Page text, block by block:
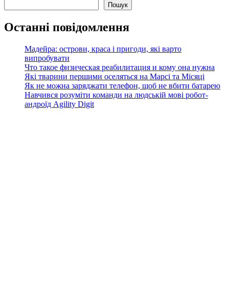
Пошук
Останні повідомлення
Мадейра: острови, краса і пригоди, які варто
випробувати
Что такое физическая реабилитация и кому она нужна
Які тварини першими оселяться на Марсі та Місяці
Як не можна заряджати телефон, щоб не вбити батарею
Навчився розуміти команди на людській мові робот-
андроїд Agility Digit